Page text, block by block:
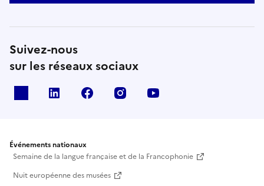
Suivez-nous
sur les réseaux sociaux
Linkedin Facebook Instagram
Événements nationaux
Semaine de la langue française et de la Francophonie
Nuit européenne des musées